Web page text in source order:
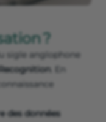
?
sigle anglophone
. En
des données